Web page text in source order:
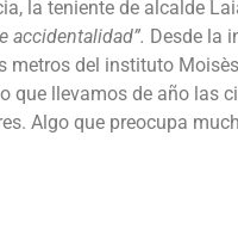
la teniente de alcalde
accidentalidad”. Desde la
metros del instituto
que llevamos de año las
Algo que preocupa